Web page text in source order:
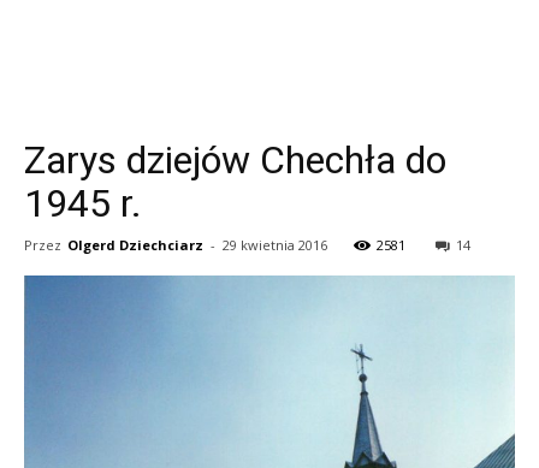
Zarys dziejów Chechła do
1945 r.
Przez Olgerd Dziechciarz - 29 kwietnia 2016 2581 14